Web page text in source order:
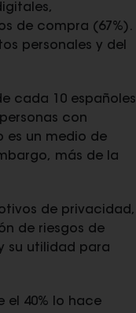
de compra (67%).
personales y del
cada 10 españoles
con
es un medio de
más de la
de privacidad,
de riesgos de
su utilidad para
40% lo hace